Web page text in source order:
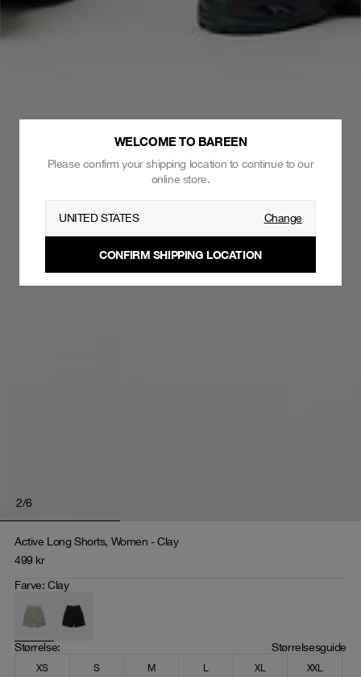
2/6
Active Long Shorts, Women - Clay
499 kr
Farve:Clay
Størrelse: Størrelsesguide
XS S M L XL XXL
WELCOME TO BAREEN
Please confirm your shipping location to continue to our
online store.
UNITED STATES Change
CONFIRM SHIPPING LOCATION